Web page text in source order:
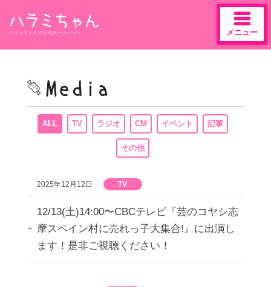
content
ハラミちゃんの公式ホームページ♪ メニュー
ALL TV ラジオ CM イベント 記事
その他
2025年12月12日 TV
12/13(土)14:00〜CBCテレビ『芸のコヤシ志
摩スペイン村に売れっ子大集合!』に出演し
ます！是非ご視聴ください！